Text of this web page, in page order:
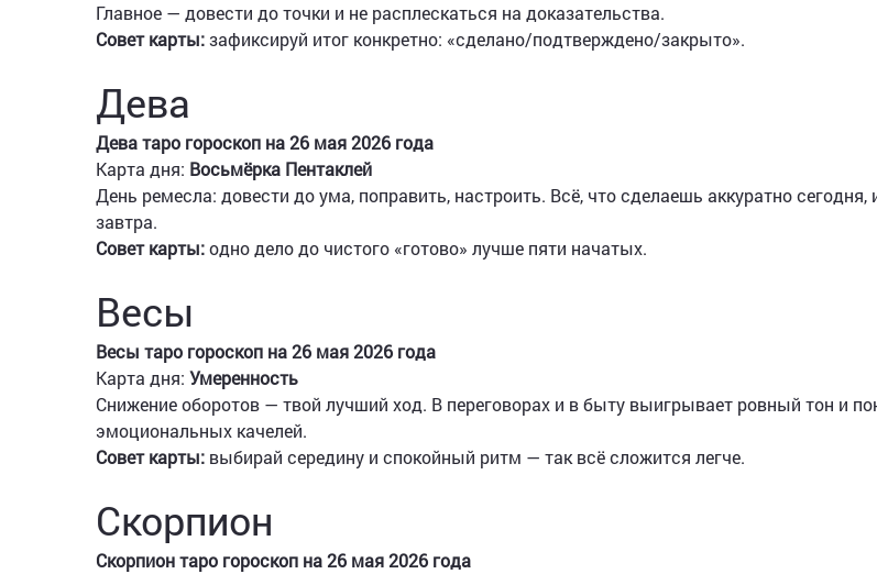
Главное — довести до точки и не расплескаться на доказательства.
Совет карты:зафиксируй итог конкретно: «сделано/подтверждено/закрыто».
Дева
Дева таро гороскоп на 26 мая 2026 года
Карта дня: Восьмёрка Пентаклей
День ремесла: довести до ума, поправить, настроить. Всё, что сделаешь аккуратно сегодня,
завтра.
Совет карты:одно дело до чистого «готово» лучше пяти начатых.
Весы
Весы таро гороскоп на 26 мая 2026 года
Карта дня: Умеренность
Снижение оборотов — твой лучший ход. В переговорах и в быту выигрывает ровный тон и
эмоциональных качелей.
Совет карты: выбирай середину и спокойный ритм — так всё сложится легче.
Скорпион
Скорпион таро гороскоп на 26 мая 2026 года